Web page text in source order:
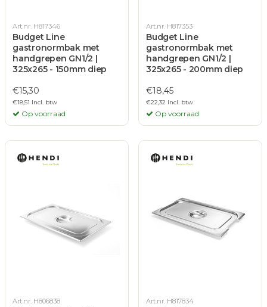
Art.nr. H817346
Budget Line
gastronormbak met
handgrepen GN1/2 |
325x265 - 150mm diep
€15,30
€18,51 Incl. btw
Op voorraad
Art.nr. H817353
Budget Line
gastronormbak met
handgrepen GN1/2 |
325x265 - 200mm diep
€18,45
€22,32 Incl. btw
Op voorraad
Art.nr. H806838 Art.nr. H817834